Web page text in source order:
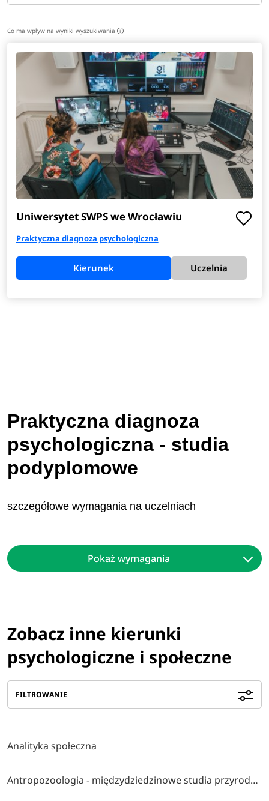
Co ma wpływ na wyniki wyszukiwania i
Uniwersytet SWPS we Wrocławiu
Praktyczna diagnoza psychologiczna
Kierunek Uczelnia
Praktyczna diagnoza
psychologiczna - studia
podyplomowe
szczegółowe wymagania na uczelniach
Pokaż wymagania
Zobacz inne kierunki
psychologiczne i społeczne
FILTROWANIE
Analityka społeczna
Antropozoologia - międzydziedzinowe studia przyrodniczo-społeczno-humanistyczne